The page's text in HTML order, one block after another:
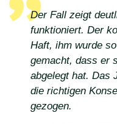
Der Fall zeigt
funktioniert. Der
Haft, ihm wurde
gemacht, dass er
abgelegt hat. Das
die richtigen
gezogen.